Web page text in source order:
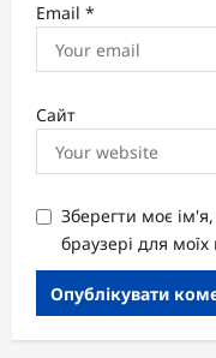
Email *
Сайт
Зберегти моє
браузері для